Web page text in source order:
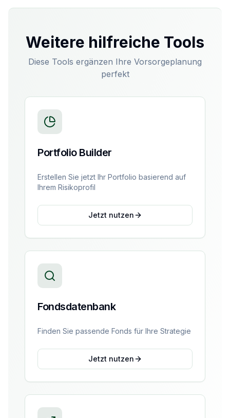
Weitere hilfreiche Tools
Diese Tools ergänzen Ihre Vorsorgeplanung
perfekt
Portfolio Builder
Erstellen Sie jetzt Ihr Portfolio basierend auf
Ihrem Risikoprofil
Jetzt nutzen
Fondsdatenbank
Finden Sie passende Fonds für Ihre Strategie
Jetzt nutzen